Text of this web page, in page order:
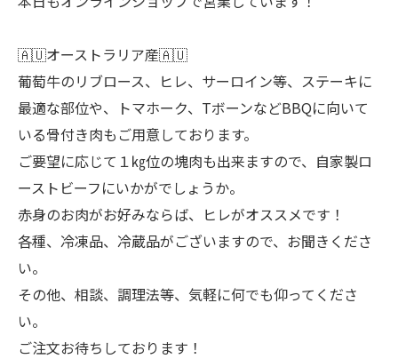
🇦🇺オーストラリア産🇦🇺
葡萄牛のリブロース、ヒレ、サーロイン等、ステーキに
最適な部位や、トマホーク、TボーンなどBBQに向いて
いる骨付き肉もご用意しております。
ご要望に応じて１㎏位の塊肉も出来ますので、自家製ロ
ーストビーフにいかがでしょうか。
赤身のお肉がお好みならば、ヒレがオススメです！
各種、冷凍品、冷蔵品がございますので、お聞きくださ
い。
その他、相談、調理法等、気軽に何でも仰ってくださ
い。
ご注文お待ちしております！